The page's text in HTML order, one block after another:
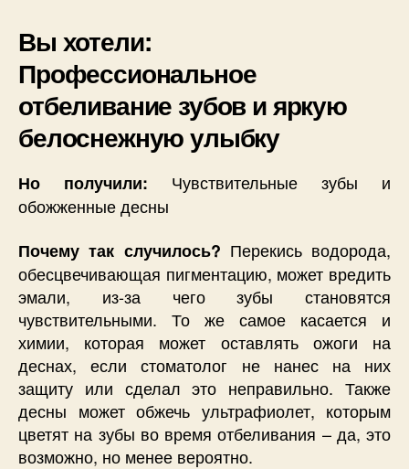
Вы хотели:
Профессиональное
отбеливание зубов и яркую
белоснежную улыбку
Но получили: Чувствительные зубы и
обожженные десны
Почему так случилось? Перекись водорода,
обесцвечивающая пигментацию, может вредить
эмали, из-за чего зубы становятся
чувствительными. То же самое касается и
химии, которая может оставлять ожоги на
деснах, если стоматолог не нанес на них
защиту или сделал это неправильно. Также
десны может обжечь ультрафиолет, которым
цветят на зубы во время отбеливания – да, это
возможно, но менее вероятно.